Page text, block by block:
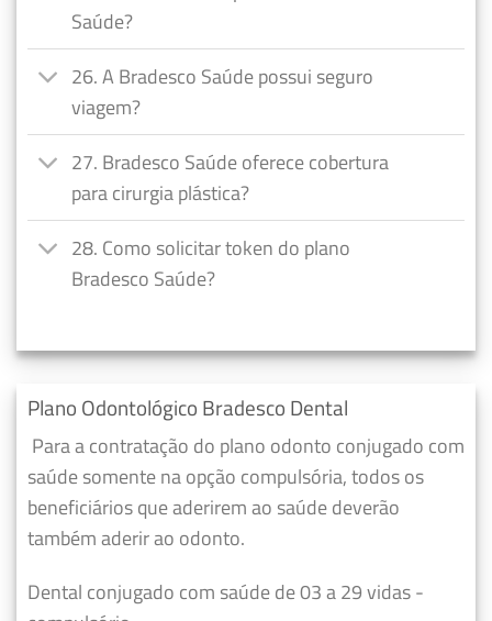
Saúde?
26. A Bradesco Saúde possui seguro
viagem?
27. Bradesco Saúde oferece cobertura
para cirurgia plástica?
28. Como solicitar token do plano
Bradesco Saúde?
Plano Odontológico Bradesco Dental
Para a contratação do plano odonto conjugado com
saúde somente na opção compulsória, todos os
beneficiários que aderirem ao saúde deverão
também aderir ao odonto.
Dental conjugado com saúde de 03 a 29 vidas -